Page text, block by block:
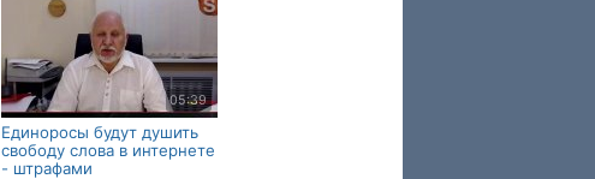
05:39
Единоросы будут душить
свободу слова в интернете
- штрафами